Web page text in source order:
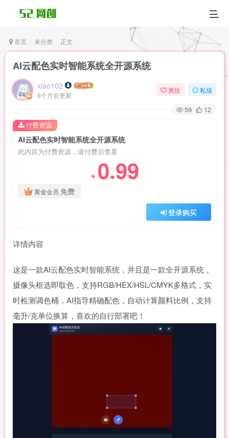
首页 未分类 正文
AI云配色实时智能系统全开源系统
xiao102
6个月前更新
关注 私信
59 12
AI云配色实时智能系统全开源系统
此内容为付费资源，请付费后查看
￥ 0.99
黄金会员 免费
登录购买
付费资源
详情内容
这是一款AI云配色实时智能系统，并且是一款全开源系统，
摄像头框选即取色，支持RGB/HEX/HSL/CMYK多格式，实
时检测调色桶，AI指导精确配色，自动计算颜料比例，支持
毫升/克单位换算，喜欢的自行部署吧！